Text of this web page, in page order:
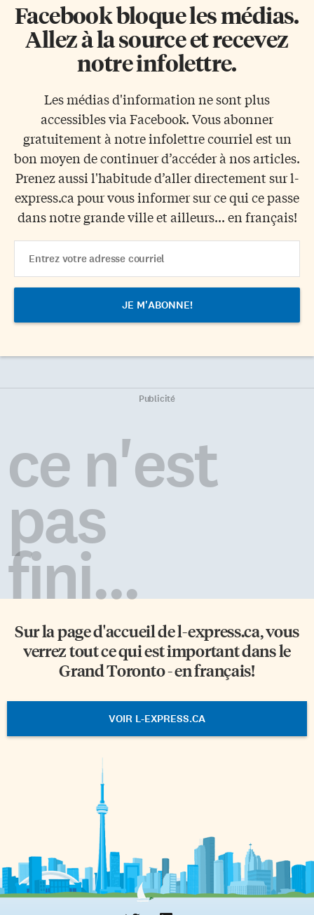
Facebook bloque les médias.
Allez à la source et recevez
notre infolettre.
Les médias d'information ne sont plus
accessibles via Facebook. Vous abonner
gratuitement à notre infolettre courriel est un
bon moyen de continuer d’accéder à nos articles.
Prenez aussi l'habitude d’aller directement sur l-
express.ca pour vous informer sur ce qui ce passe
dans notre grande ville et ailleurs... en français!
Address
Publicité
ce n'est
pas
fini...
Sur la page d'accueil del-express.ca, vous
verrez tout ce qui est important dans le
Grand Toronto - en français!
VOIR L-EXPRESS.CA